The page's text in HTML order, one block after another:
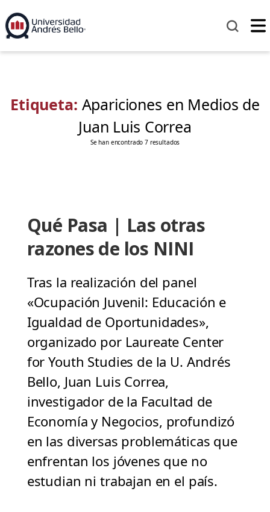
Etiqueta: Apariciones en Medios de
Juan Luis Correa
Se han encontrado 7 resultados
Qué Pasa | Las otras
razones de los NINI
Tras la realización del panel
«Ocupación Juvenil: Educación e
Igualdad de Oportunidades»,
organizado por Laureate Center
for Youth Studies de la U. Andrés
Bello, Juan Luis Correa,
investigador de la Facultad de
Economía y Negocios, profundizó
en las diversas problemáticas que
enfrentan los jóvenes que no
estudian ni trabajan en el país.